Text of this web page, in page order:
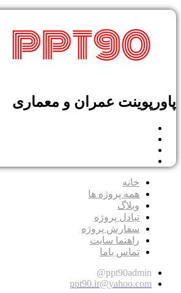
پاورپوینت عمران و معماری
خانه
همه پروژه ها
وبلاگ
تبادل پروژه
سفارش پروژه
راهنما سایت
تماس باما
ppt90admin@
ppt90.ir@yahoo.com